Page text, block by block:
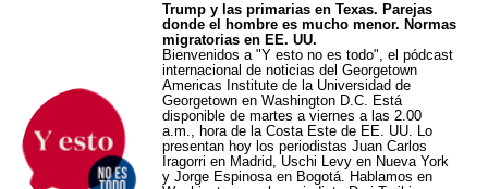
Trump y las primarias en Texas. Parejas
donde el hombre es mucho menor. Normas
migratorias en EE. UU.
Bienvenidos a "Y esto no es todo", el pódcast
internacional de noticias del Georgetown
Americas Institute de la Universidad de
Georgetown en Washington D.C. Está
disponible de martes a viernes a las 2.00
a.m., hora de la Costa Este de EE. UU. Lo
presentan hoy los periodistas Juan Carlos
Iragorri en Madrid, Uschi Levy en Nueva York
y Jorge Espinosa en Bogotá. Hablamos en